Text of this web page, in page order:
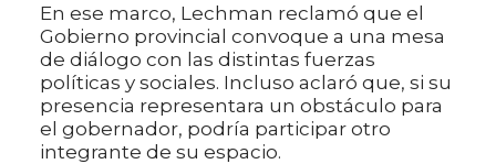
En ese marco, Lechman reclamó que el
Gobierno provincial convoque a una mesa
de diálogo con las distintas fuerzas
políticas y sociales. Incluso aclaró que, si su
presencia representara un obstáculo para
el gobernador, podría participar otro
integrante de su espacio.